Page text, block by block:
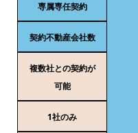
専属専任契約
契約不動産会社数
複数社との契約が
可能
1社のみ